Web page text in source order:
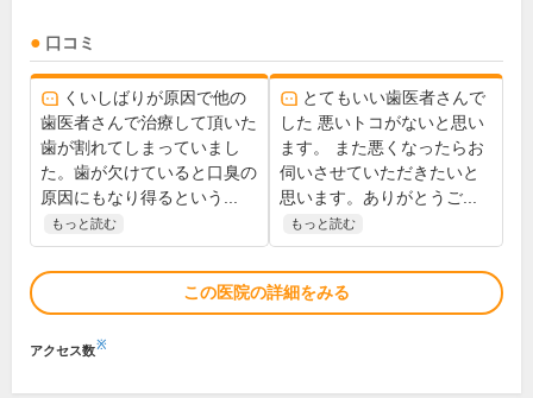
口コミ
くいしばりが原因で他の
歯医者さんで治療して頂いた
歯が割れてしまっていまし
た。歯が欠けていると口臭の
原因にもなり得るという...
もっと読む
とてもいい歯医者さんで
した 悪いトコがないと思い
ます。 また悪くなったらお
伺いさせていただきたいと
思います。ありがとうご...
もっと読む
この医院の詳細をみる
アクセス数※